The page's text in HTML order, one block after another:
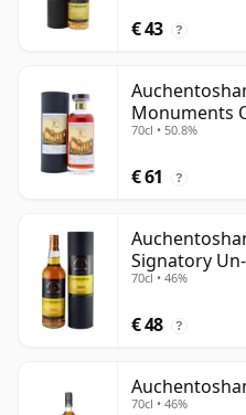
€ 43 ?
Monuments
jaar oud
70cl • 50.8%
€ 61 ?
Signatory
70cl • 46%
€ 48 ?
70cl • 46%